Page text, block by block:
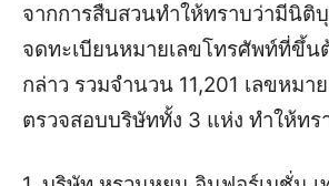
จากการสืบสวนทำให้ทราบว่ามีนิ
จดทะเบียนหมายเลขโทรศัพท์ที่ขึ้น
กล่าว รวมจำนวน 11,201 เลขหมา
ตรวจสอบบริษัททั้ง 3 แห่ง ทำให้ท